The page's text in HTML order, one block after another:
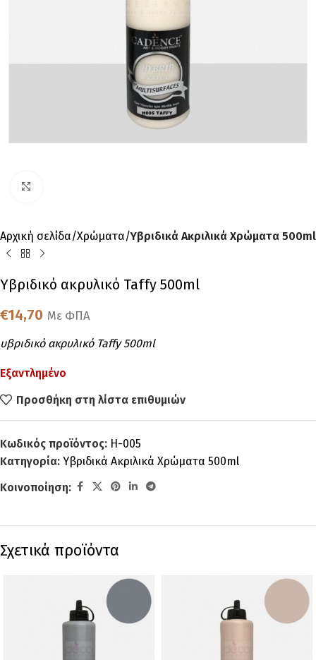
Αρχική σελίδα Χρώματα Υβριδικά Ακριλικά Χρώματα 500ml
Υβριδικό ακρυλικό Taffy 500ml
€14,70 Με ΦΠΑ
υβριδικό ακρυλικό Taffy 500ml
Εξαντλημένο
Προσθήκη στη λίστα επιθυμιών
Κωδικός προϊόντος: H-005
Κατηγορία: Υβριδικά Ακριλικά Χρώματα 500ml
Κοινοποίηση:
Σχετικά προϊόντα